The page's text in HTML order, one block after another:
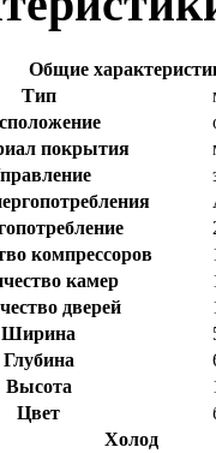
Общие
Тип
покрытия
компрессоров
камер
дверей
Ширина
Глубина
Высота
Цвет
Холод